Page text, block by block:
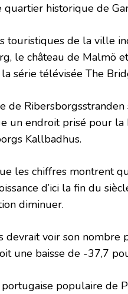
quartier historique de
touristiques de la ville
le château de Malmö
série télévisée The
de
un endroit prisé pour
Kallbadhus.
les chiffres montrent
d’ici la fin du
diminuer.
devrait voir son nombre
une baisse de -37,7
populaire de